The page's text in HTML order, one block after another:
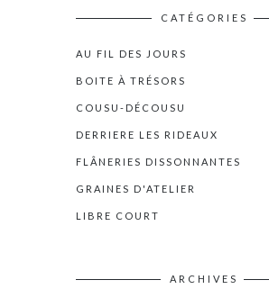
CATÉGORIES
AU FIL DES JOURS
BOITE À TRÉSORS
COUSU-DÉCOUSU
DERRIERE LES RIDEAUX
FLÂNERIES DISSONNANTES
GRAINES D'ATELIER
LIBRE COURT
ARCHIVES